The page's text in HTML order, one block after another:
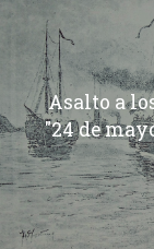
Asalto a
"24 de